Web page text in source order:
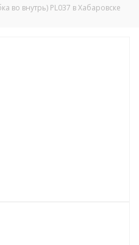
во внутрь) PL037 в Хабаровске